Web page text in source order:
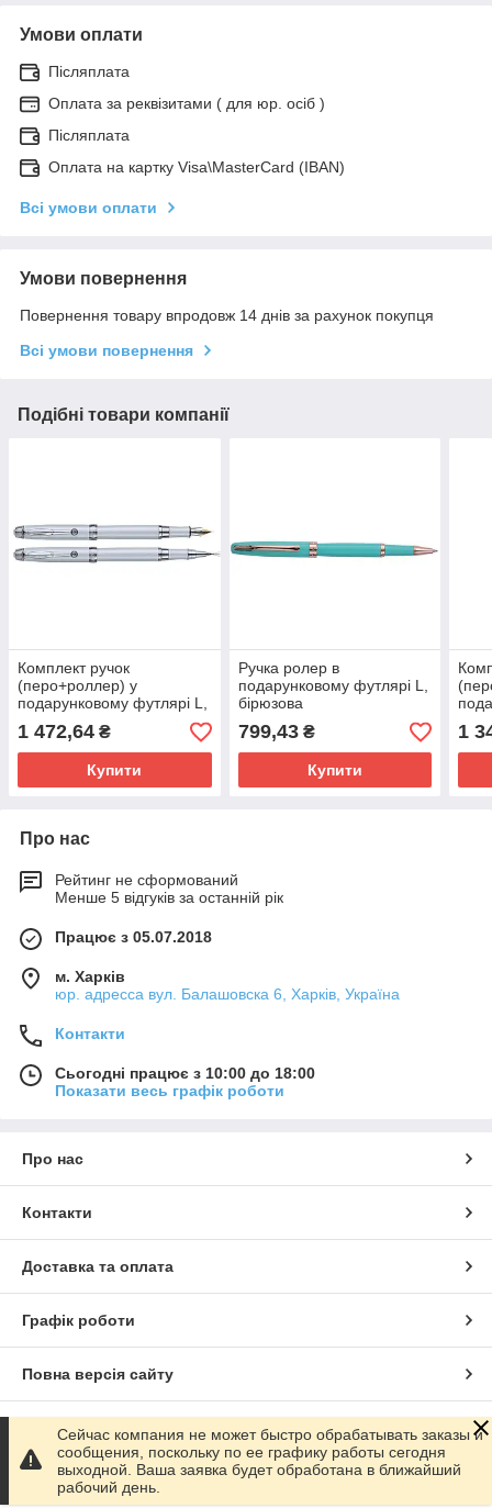
Умови оплати
Післяплата
Оплата за реквізитами ( для юр. осіб )
Післяплата
Оплата на картку Visa\MasterCard (IBAN)
Всі умови оплати
Умови повернення
Повернення товару впродовж 14 днів за рахунок покупця
Всі умови повернення
Подібні товари компанії
Комплект ручок
(перо+роллер) у
подарунковому футлярі L,
білий
1 472,64 ₴
Купити
Ручка ролер в
подарунковому футлярі L,
бірюзова
799,43₴
Купити
1
Про нас
Рейтинг не сформований
Менше 5 відгуків за останній рік
Працює з 05.07.2018
м. Харків
юр. адресса вул. Балашовска 6, Харків, Україна
Контакти
Сьогодні працює з 10:00 до 18:00
Показати весь графік роботи
Про нас
Контакти
Доставка та оплата
Графік роботи
Повна версія сайту
Сайт створено на маркетплейсі Prom.ua
Політика конфіденційності
Сейчас компания не может быстро обрабатывать заказы и
сообщения, поскольку по ее графику работы сегодня
выходной. Ваша заявка будет обработана в ближайший
рабочий день.